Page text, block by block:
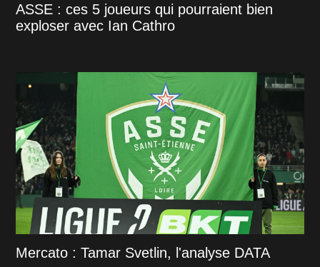
ASSE : ces 5 joueurs qui pourraient bien
exploser avec Ian Cathro
Mercato : Tamar Svetlin, l'analyse DATA